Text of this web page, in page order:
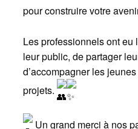
pour construire votre
Lesprofessionnels ont eu
leur public, de partager
d’accompagner les
projets.
Un grand merci à nos